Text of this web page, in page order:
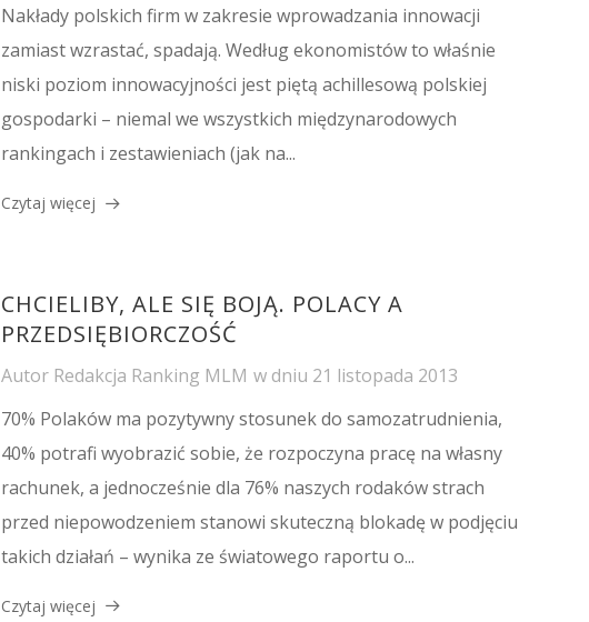
Nakłady polskich firm w zakresie wprowadzania innowacji
zamiast wzrastać, spadają. Według ekonomistów to właśnie
niski poziom innowacyjności jest piętą achillesową polskiej
gospodarki – niemal we wszystkich międzynarodowych
rankingach i zestawieniach (jak na...
Czytaj więcej
CHCIELIBY, ALE SIĘ BOJĄ. POLACY A
PRZEDSIĘBIORCZOŚĆ
Autor Redakcja Ranking MLM w dniu 21 listopada 2013
70% Polaków ma pozytywny stosunek do samozatrudnienia,
40% potrafi wyobrazić sobie, że rozpoczyna pracę na własny
rachunek, a jednocześnie dla 76% naszych rodaków strach
przed niepowodzeniem stanowi skuteczną blokadę w podjęciu
takich działań – wynika ze światowego raportu o...
Czytaj więcej